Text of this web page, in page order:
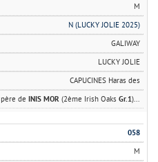
M
N (LUCKY JOLIE 2025)
GALIWAY
LUCKY JOLIE
CAPUCINES Haras des
, père deINIS MOR (2ème Irish OaksGr.1)...
058
M